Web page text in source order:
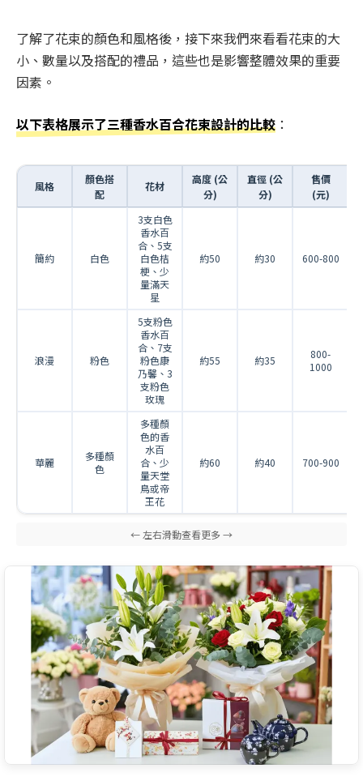
了解了花束的顏色和風格後，接下來我們來看看花束的大
小、數量以及搭配的禮品，這些也是影響整體效果的重要
因素。
以下表格展示了三種香水百合花束設計的比較 ：
風格
顏色搭
配
花材
高度 (公
分)
直徑 (公
分)
售價
(元)
簡約 白色
3支白色
香水百
合、5支
白色桔
梗、少
量滿天
星
約50 約30 600-800
浪漫 粉色
5支粉色
香水百
合、7支
粉色康
乃馨、3
支粉色
玫瑰
約55 約35
800-
1000
華麗
多種顏
色
多種顏
色的香
水百
合、少
量天堂
鳥或帝
王花
約60 約40 700-900